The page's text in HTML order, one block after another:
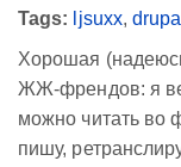
Tags:
ljsuxx,drupal
Хорошая
ЖЖ-френдов: я
можно читать во
пишу,